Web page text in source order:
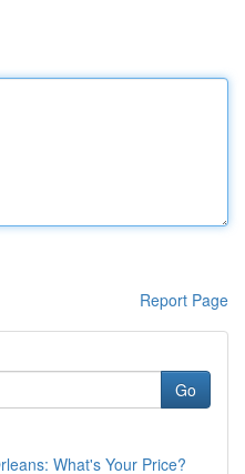
Report Page
Go
What's Your Price?